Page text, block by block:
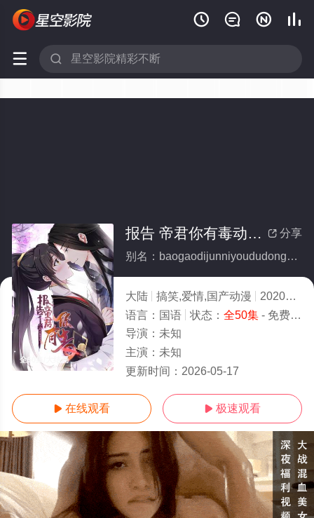
   
 
全50集/大结局
 分享
报告 帝君你有毒动态漫(全集)
别名：baogaodijunniyoududongtaiman
大陆 搞笑,爱情,国产动漫 2020
5.0
语言： 国语 状态： 全50集- 免费在线观看
导演： 未知
主演： 未知
更新时间： 2026-05-17
 在线观看  极速观看